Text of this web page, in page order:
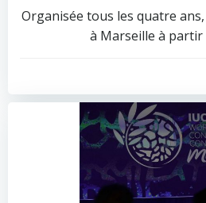
Organisée tous les quatre
à Marseille à partir